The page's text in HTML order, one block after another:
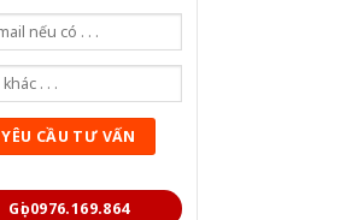
Gọi 0976.169.864